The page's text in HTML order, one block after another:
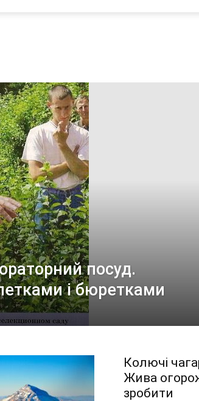
посуд.
і бюретками
Колючі
Жива
зробити